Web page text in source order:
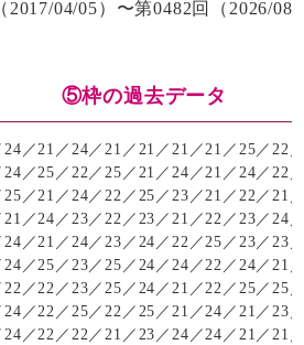
04/05）〜第0482回（2026/08/
⑤枠の過去データ
24／21／24／21／21／21／21／25／22
24／25／22／25／21／24／21／24／22
25／21／24／22／25／23／21／22／21
21／24／23／22／23／21／22／23／24
24／21／24／23／24／22／25／23／23
24／25／23／25／24／24／22／24／21
22／22／23／25／24／21／22／25／25
24／22／25／22／25／21／24／21／23
24／22／22／21／23／24／24／21／21